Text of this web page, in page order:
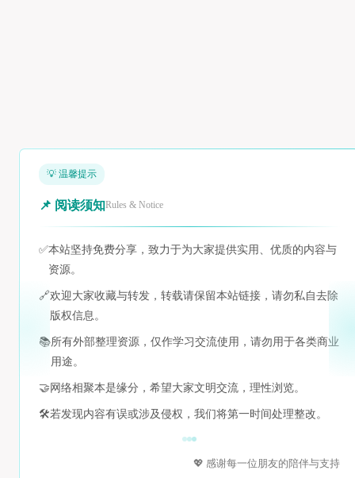
💡 温馨提示
📌 阅读须知Rules & Notice
✅本站坚持免费分享，致力于为大家提供实用、优质的内容与
资源。
🔗欢迎大家收藏与转发，转载请保留本站链接，请勿私自去除
版权信息。
📚所有外部整理资源，仅作学习交流使用，请勿用于各类商业
用途。
🤝 网络相聚本是缘分，希望大家文明交流，理性浏览。
🛠️若发现内容有误或涉及侵权，我们将第一时间处理整改。
💖 感谢每一位朋友的陪伴与支持